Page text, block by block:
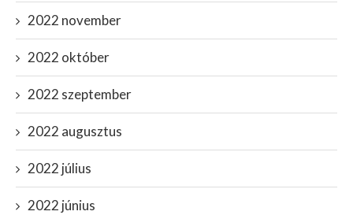
2022 november
2022 október
2022 szeptember
2022 augusztus
2022 július
2022 június